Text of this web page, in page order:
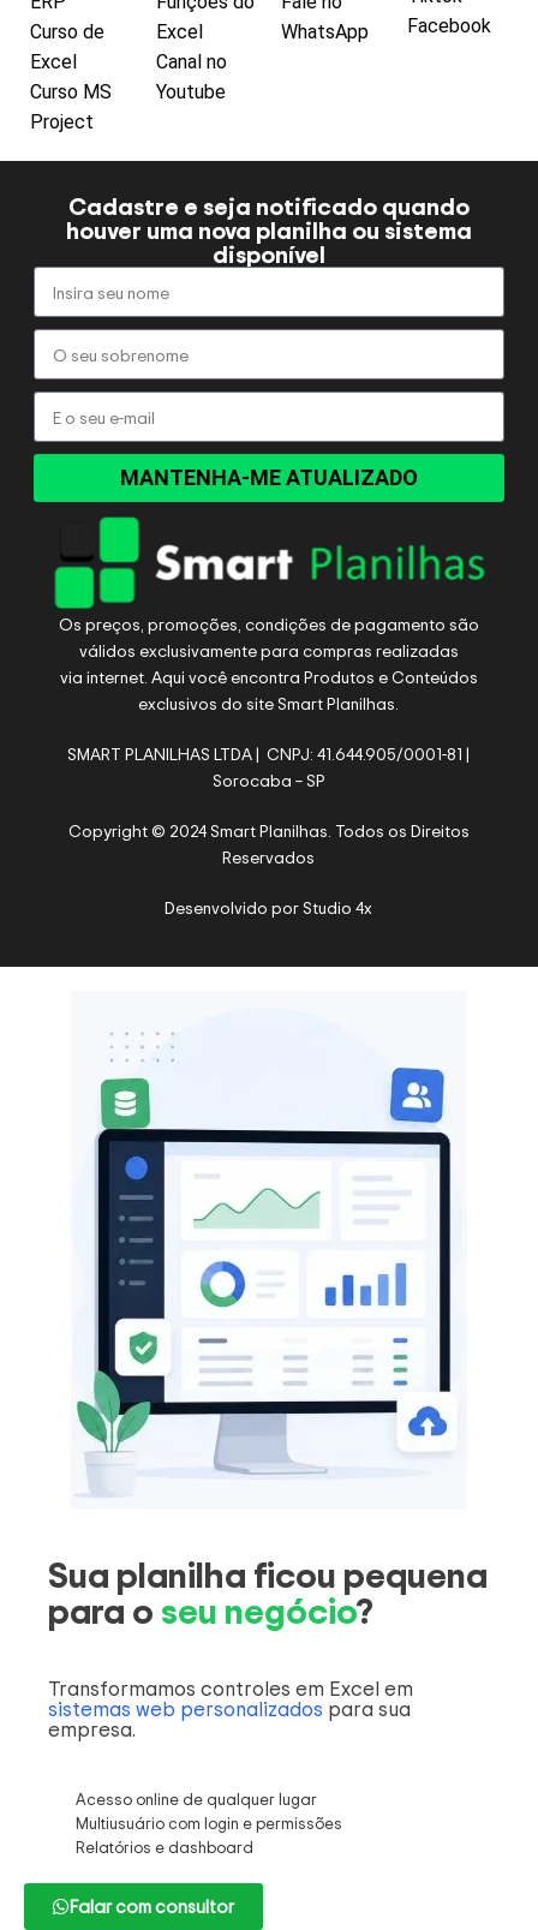
Curso de
Excel
Curso MS
Project
Excel
Canal no
Youtube
WhatsApp
Facebook
Cadastre e seja notificado quando
houver uma nova planilha ou sistema
disponível
MANTENHA-ME ATUALIZADO
Os preços, promoções, condições de pagamento são
válidos exclusivamente para compras realizadas
via internet. Aqui você encontra Produtos e Conteúdos
exclusivos do site Smart Planilhas.
SMART PLANILHAS LTDA | CNPJ: 41.644.905/0001-81 |
Sorocaba – SP
Copyright © 2024 Smart Planilhas. Todos os Direitos
Reservados
Desenvolvido porStudio 4x
Sua planilha ficou pequena
para oseu negócio?
Transformamos controles em Excel em
sistemas web personalizados para sua
empresa.
Acesso online de qualquer lugar
Multiusuário com login e permissões
Relatórios e dashboard
Falar com consultor